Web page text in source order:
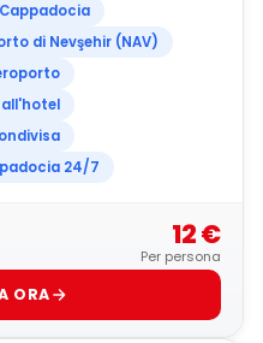
di Nevşehir (NAV)
24/7
12 €
Per persona
ORA
4